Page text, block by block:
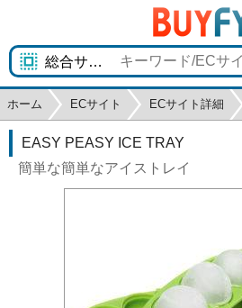
ホーム ECサイト ECサイト詳細
EASY PEASY ICE TRAY
簡単な簡単なアイストレイ